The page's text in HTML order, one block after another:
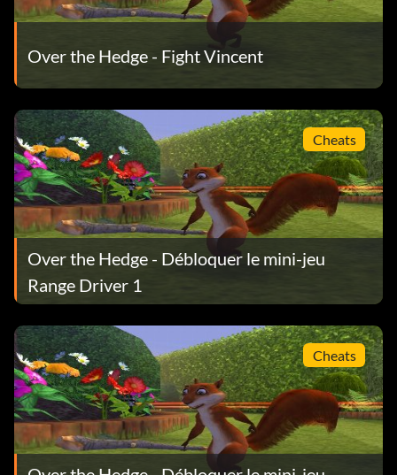
Over the Hedge - Fight Vincent
Cheats
Over the Hedge - Débloquer le mini-jeu
Range Driver 1
Cheats